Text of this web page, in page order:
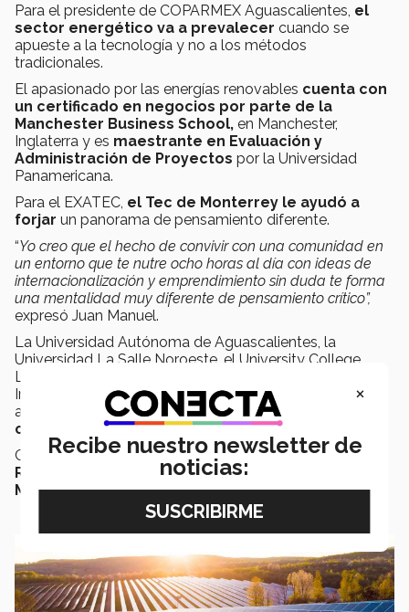
Para el presidente de COPARMEX Aguascalientes, el
sector energético va a prevalecer cuando se
apueste a la tecnología y no a los métodos
tradicionales.
El apasionado por las energías renovables cuenta con
un certificado en negocios por parte de la
Manchester Business School, en Manchester,
Inglaterra y es maestrante en Evaluación y
Administración de Proyectos por la Universidad
Panamericana.
Para el EXATEC, el Tec de Monterrey le ayudó a
forjar un panorama de pensamiento diferente.
“Yo creo que el hecho de convivir con una comunidad en
un entorno que te nutre ocho horas al día con ideas de
internacionalización y emprendimiento sin duda te forma
una mentalidad muy diferente de pensamiento crítico”,
expresó Juan Manuel.
La Universidad Autónoma de Aguascalientes, la
Universidad La Salle Noroeste, el University College
London, en Londres, Reino Unido y la Universidad
Internacional de Valencia, en Valencia, España son
algunos de losforos que ha compartido sus
conocimientos sobre mercados energéticos.
Con la empresa Top Energy ha trabajado con: JM
Romo, Diseko Soluciones, Nutrypollo, Walmart
México, Sam's Club, entre otras.
×
Recibe nuestro newsletter de
noticias: